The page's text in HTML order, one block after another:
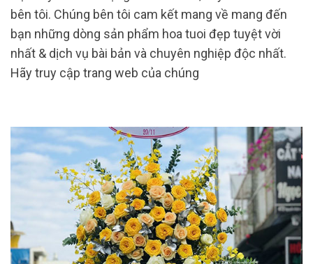
bên tôi. Chúng bên tôi cam kết mang về mang đến
bạn những dòng sản phẩm hoa tuoi đẹp tuyệt vời
nhất & dịch vụ bài bản và chuyên nghiệp độc nhất.
Hãy truy cập trang web của chúng